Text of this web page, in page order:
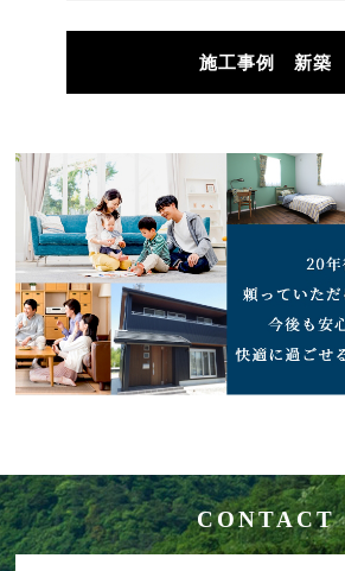
施工事例 新築
CONTACT